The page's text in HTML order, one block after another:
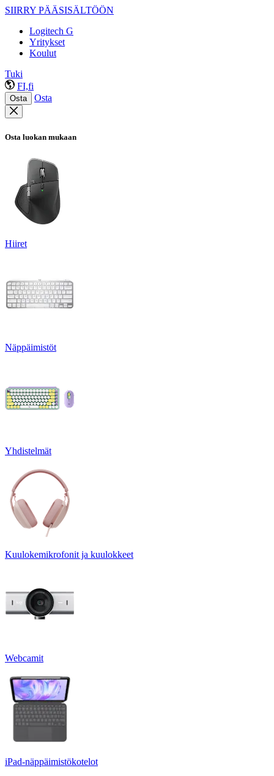
SIIRRY PÄÄSISÄLTÖÖN
Logitech G
Yritykset
Koulut
Tuki
FI,fi
Osta Osta
Osta luokan mukaan
Hiiret
Näppäimistöt
Yhdistelmät
Kuulokemikrofonit ja kuulokkeet
Webcamit
iPad-näppäimistökotelot